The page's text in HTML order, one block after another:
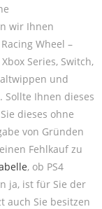
wir Ihnen
Wheel –
Series, Switch,
und
Sollte Ihnen dieses
dieses ohne
von Gründen
Fehlkauf zu
, ob PS4
ja, ist für Sie der
auch Sie besitzen